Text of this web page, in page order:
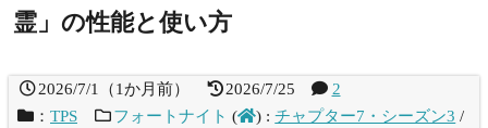
霊」の性能と使い方
2026/7/1 （1か月前） 2026/7/25
2
： TPS フォートナイト ( ) :チャプター7・シーズン3 /